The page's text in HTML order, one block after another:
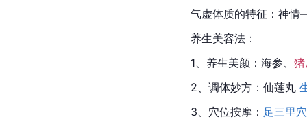
气虚体质的特征：神
养生美容法：
1、养生美颜：海参、
2、调体妙方：仙莲丸
3、穴位按摩： 足三里穴